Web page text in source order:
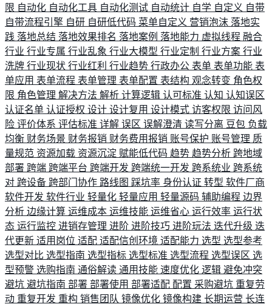
限 自动化 自动化工具 自动化测试 自动统计 自学 自定义 自带
自带流程引擎 自研 自研低代码 菜单自定义 营销泡沫 落地实
践 落地总结 落地效果排名 落地案例 落地能力 虚拟线程 融合
行业 行业专属 行业乱象 行业大模型 行业定制 行业方案 行业
洗牌 行业现状 行业红利 行业趋势 行政办公 表单 表单功能 表
单应用 表单流程 表单管理 表单配置 表结构 观念转变 角色权
限 角色管理 解决方法 解析 计算逻辑 认可标准 认知 认知误区
认证名单 认证授权 设计 设计复用 设计模式 访客权限 访问风
险 评价体系 评估标准 详解 误区 误解澄清 读写分离 豆包 负载
均衡 财务场景 财务报销 财务费用报销 账号保护 账号管理 质
量规范 资源加载 资源沉淀 赋能低代码 趋势 趋势分析 跨地域
部署 跨端 跨端平台 跨端开发 跨端统一开发 跨系统业 跨系统
对 跨设备 跨部门协作 路线图 踩坑率 身份认证 转型 软件厂商
软件开发 软件行业 轻量化 轻量应用 轻量源码 辅助编程 边界
分析 边缘计算 运维成本 运维技能 运维省心 运行效率 运行状
态 运行监控 进销存管理 进阶 进阶技巧 进阶玩法 迭代升级 迭
代更新 适用岗位 适配 适配信创环境 适配能力 选型 选型参考
选型对比 选型指南 选型指标 选型标准 选型流程 选型误区 选
型预警 选购指南 通俗解读 通用技能 速度优化 逻辑 避免冲突
避坑 避坑指南 部署 部署使用 部署适配 配置 采购避坑 重复劳
动 重复开发 重构 销售团队 镜像优化 镜像构建 长期运营 长连